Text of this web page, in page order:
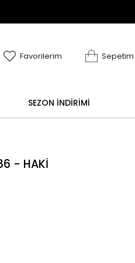
değişim işlemi yoktur.
Favorilerim Sepetim
SEZON İNDİRİMİ
- HAKİ